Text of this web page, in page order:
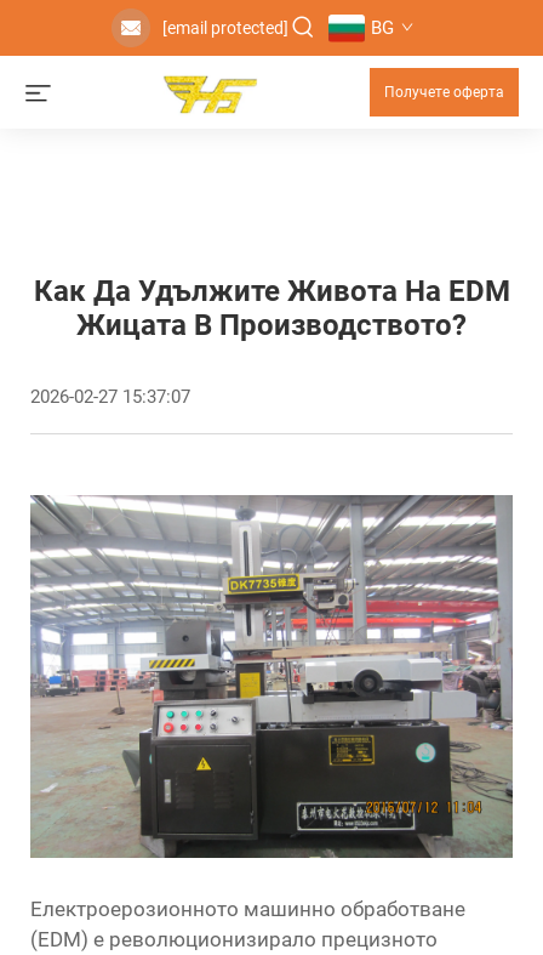
[email protected] BG
Получете оферта
Как Да Удължите Живота На EDM
Жицата В Производството?
2026-02-27 15:37:07
Електроерозионното машинно обработване
(EDM) е революционизирало прецизното